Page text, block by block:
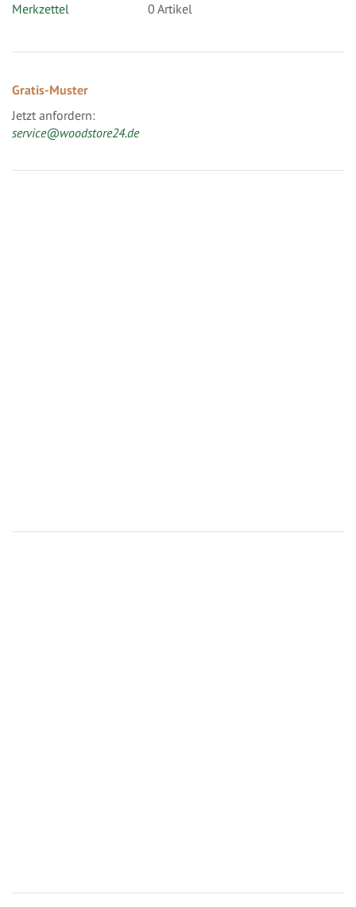
Merkzettel
0 Artikel
Gratis-Muster
Jetzt anfordern:
service@woodstore24.de